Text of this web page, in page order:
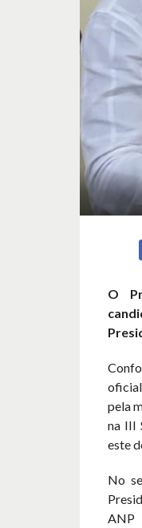
O
pela
na III
este
No
ANP